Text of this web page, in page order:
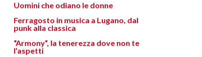
Uomini che odiano le donne
Ferragosto in musica a Lugano, dal
punk alla classica
“Armony”, la tenerezza dove non te
l’aspetti